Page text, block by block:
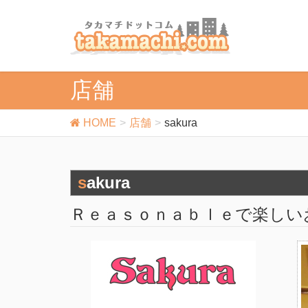
店舗
HOME 店舗 sakura
sakura
Ｒｅａｓｏｎａｂｌｅで楽し